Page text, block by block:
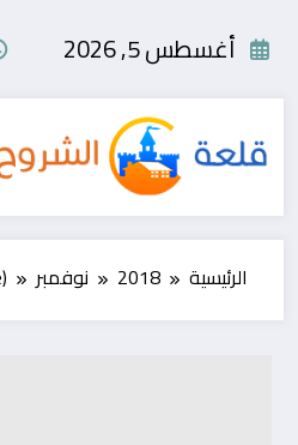
أغسطس 5, 2026
الرئيسية 2018 نوفمبر (No Title)